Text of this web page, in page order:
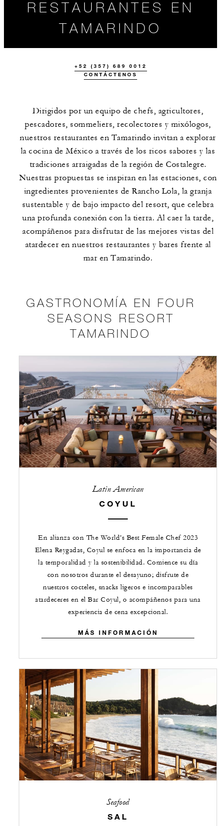
RESTAURANTES EN
TAMARINDO
EN FOUR
RESORT
TAMARINDO
+52 (357) 689 0012
CONTÁCTENOS
Dirigidos por un equipo de chefs, agricultores,
pescadores, sommeliers, recolectores y mixólogos,
nuestros restaurantes en Tamarindo invitan a explorar
la cocina de México a través de los ricos sabores y las
tradiciones arraigadas de la región de Costalegre.
Nuestras propuestas se inspiran en las estaciones, con
ingredientes provenientes de Rancho Lola, la granja
sustentable y de bajo impacto del resort, que celebra
una profunda conexión con la tierra. Al caer la tarde,
acompáñenos para disfrutar de las mejores vistas del
atardecer en nuestros restaurantes y bares frente al
mar en Tamarindo.
GASTRONOMÍA EN FOUR
SEASONS RESORT
TAMARINDO
Latin American
COYUL
En alianza con The World’s Best Female Chef 2023
Elena Reygadas, Coyul se enfoca en la importancia de
la temporalidad y la sostenibilidad. Comience su día
con nosotros durante el desayuno; disfrute de
nuestros cocteles, snacks ligeros e incomparables
atardeceres en el Bar Coyul, o acompáñenos para una
experiencia de cena excepcional.
MÁS INFORMACIÓN
Seafood
SAL